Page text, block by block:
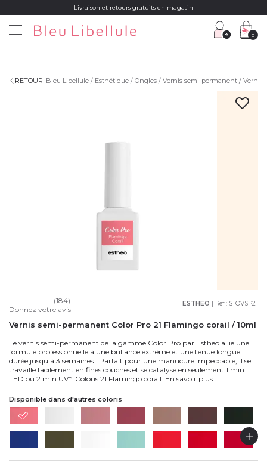
Livraison et retours gratuits en magasin
0
RETOUR Bleu Libellule Esthétique Ongles Vernis semi-permanent Vernis
ESTHEO | Réf : STOVSP21
(184)
Donnez votre avis
Vernis semi-permanent Color Pro 21 Flamingo corail / 10ml
Le vernis semi-permanent de la gamme Color Pro par Estheo allie une
formule professionnelle à une brillance extrême et une tenue longue
durée jusqu'à 3 semaines . Parfait pour une manucure impeccable, il se
travaille facilement en fines couches et se catalyse en seulement 1 min
LED ou 2 min UV*. Coloris 21 Flamingo corail. En savoir plus
Disponible dans d'autres coloris